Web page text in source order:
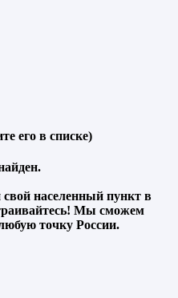
его в списке)
населенный пункт в
Мы сможем
точку России.